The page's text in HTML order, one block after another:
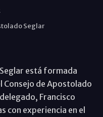
Seglar
está formada
Consejo de Apostolado
Francisco
con experiencia en el